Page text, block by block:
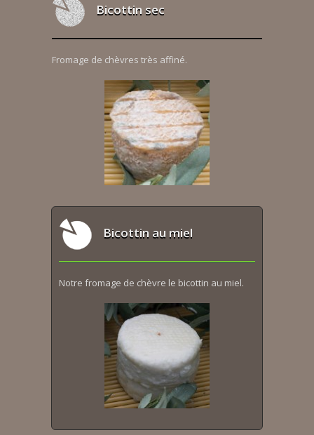
Bicottin sec
Fromage de chèvres très affiné.
Bicottin au miel
Notre fromage de chèvre le bicottin au miel.